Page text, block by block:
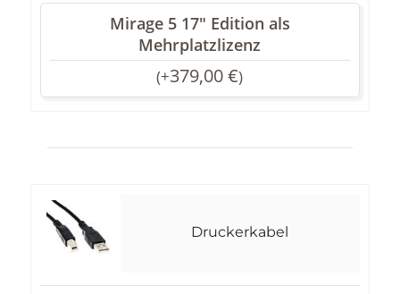
Mirage 5 17" Edition als
Mehrplatzlizenz
(+379,00€)
Druckerkabel